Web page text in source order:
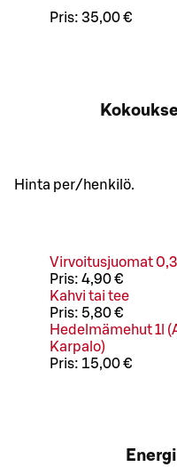
Pris: 35,00 €
Hinta per/henkilö.
Virvoitusjuomat
Pris: 4,90 €
Kahvi tai tee
Pris: 5,80 €
Hedelmämehut 1l
Karpalo)
Pris: 15,00 €